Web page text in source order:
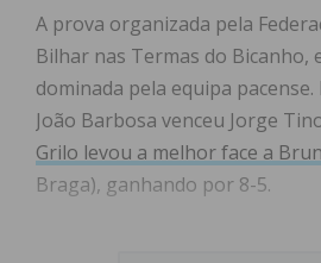
A prova organizada pela
Bilhar nas Termas do Bicanho,
dominada pela equipa
João Barbosa venceu Jorge
Grilo levou a melhor face a
Braga), ganhando por 8-5.